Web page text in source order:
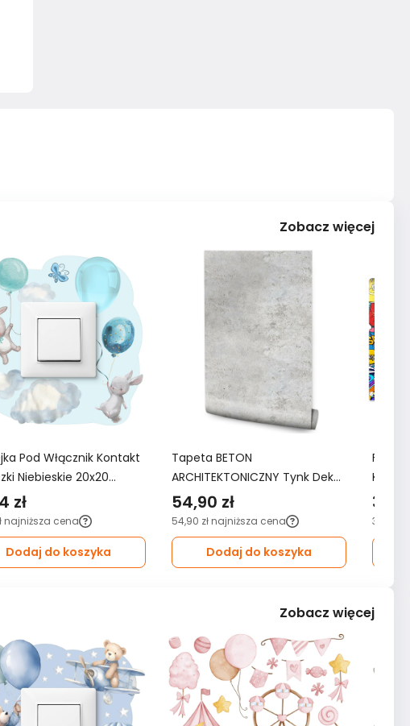
Zobacz więcej
Pod Włącznik Kontakt
Niebieskie 20x20
Do Pokoju Dziecka
zł
najniższa cena
Dodaj do koszyka
Tapeta BETON
ARCHITEKTONICZNY Tynk Dekor
Ścienny Do Salonu 3D Wzór
Nowoczesny
54,90 zł
54,90 zł najniższa cena
Dodaj do koszyka
3D do
349,99
Zobacz więcej